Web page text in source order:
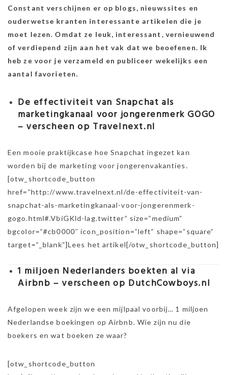
Constant verschijnen er op blogs, nieuwssites en
ouderwetse kranten interessante artikelen die je
moet lezen. Omdat ze leuk, interessant, vernieuwend
of verdiepend zijn aan het vak dat we beoefenen. Ik
heb ze voor je verzameld en publiceer wekelijks een
aantal favorieten.
De effectiviteit van Snapchat als
marketingkanaal voor jongerenmerk GOGO
– verscheen op Travelnext.nl
Een mooie praktijkcase hoe Snapchat ingezet kan
worden bij de marketing voor jongerenvakanties.
[otw_shortcode_button
href=”http://www.travelnext.nl/de-effectiviteit-van-
snapchat-als-marketingkanaal-voor-jongerenmerk-
gogo.html#.VbiGKld-lag.twitter” size=”medium”
bgcolor=”#cb0000″ icon_position=”left” shape=”square”
target=”_blank”]Lees het artikel[/otw_shortcode_button]
1 miljoen Nederlanders boekten al via
Airbnb – verscheen op DutchCowboys.nl
Afgelopen week zijn we een mijlpaal voorbij… 1 miljoen
Nederlandse boekingen op Airbnb. Wie zijn nu die
boekers en wat boeken ze waar?
[otw_shortcode_button